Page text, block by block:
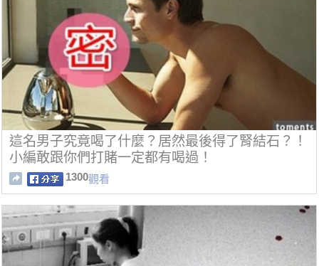
這名男子究竟喝了什麼？居然最後得了腎結石？！
小編敢跟你們打賭一定都有喝過！
1300觀看